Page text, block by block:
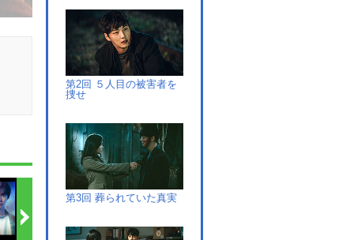
第2回 ５人目の被害者を
捜せ
第3回 葬られていた真実